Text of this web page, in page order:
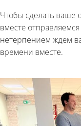
Чтобы сделать ваше
вместе
нетерпением ждем
времени вместе.